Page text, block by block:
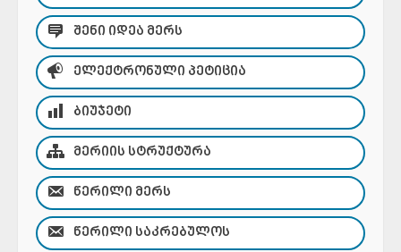
ᲨᲔᲜᲘ ᲘᲓᲔᲐ ᲛᲔᲠᲡ
ᲔᲚᲔᲥᲢᲠᲝᲜᲣᲚᲘ ᲞᲔᲢᲘᲪᲘᲐ
ᲑᲘᲣᲯᲔᲢᲘ
ᲛᲔᲠᲘᲘᲡ ᲡᲢᲠᲣᲥᲢᲣᲠᲐ
ᲬᲔᲠᲘᲚᲘ ᲛᲔᲠᲡ
ᲬᲔᲠᲘᲚᲘ ᲡᲐᲙᲠᲔᲑᲣᲚᲝᲡ